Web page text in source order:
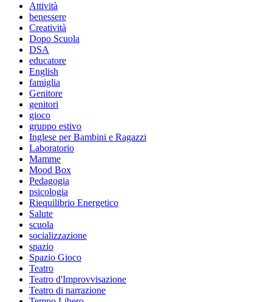
Attività
benessere
Creatività
Dopo Scuola
DSA
educatore
English
famiglia
Genitore
genitori
gioco
gruppo estivo
Inglese per Bambini e Ragazzi
Laboratorio
Mamme
Mood Box
Pedagogia
psicologia
Riequilibrio Energetico
Salute
scuola
socializzazione
spazio
Spazio Gioco
Teatro
Teatro d'Improvvisazione
Teatro di narrazione